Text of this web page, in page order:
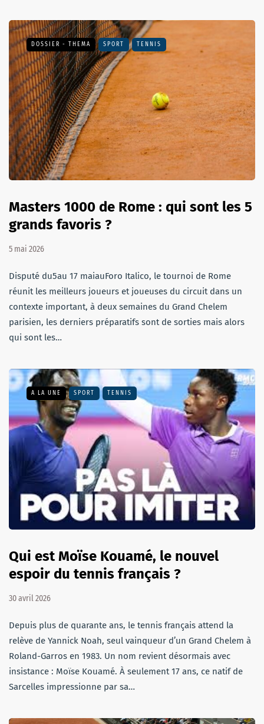
DOSSIER - THEMA SPORT TENNIS
Masters 1000 de Rome : qui sont les 5
grands favoris ?
5 mai 2026
Disputé du5au 17 maiauForo Italico, le tournoi de Rome
réunit les meilleurs joueurs et joueuses du circuit dans un
contexte important, à deux semaines du Grand Chelem
parisien, les derniers préparatifs sont de sorties mais alors
qui sont les…
A LA UNE SPORT TENNIS
Qui est Moïse Kouamé, le nouvel
espoir du tennis français ?
30 avril 2026
Depuis plus de quarante ans, le tennis français attend la
relève de Yannick Noah, seul vainqueur d’un Grand Chelem à
Roland-Garros en 1983. Un nom revient désormais avec
insistance : Moïse Kouamé. À seulement 17 ans, ce natif de
Sarcelles impressionne par sa…